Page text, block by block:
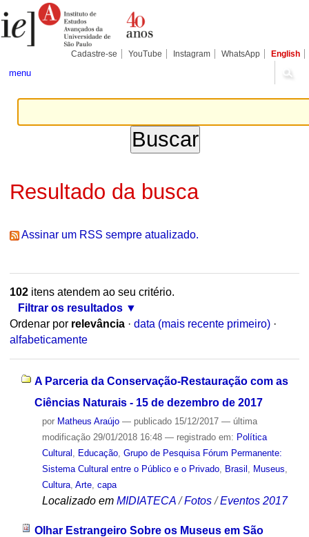
para
conteúdo.
Pessoais
Cadastre-se YouTube Instagram WhatsApp English
menu
Resultado da busca
Assinar um RSS sempre atualizado.
102itens atendem ao seu critério.
Filtrar os resultados
Ordenar por relevância · data (mais recente primeiro) ·
alfabeticamente
A Parceria da Conservação-Restauração com as
Ciências Naturais - 15 de dezembro de 2017
por Matheus Araújo — publicado15/12/2017 — última
modificação29/01/2018 16:48 — registrado em: Política
Cultural
Educação, Grupo de Pesquisa Fórum Permanente:
Sistema Cultural entre o Público e o Privado, Brasil Museus
Cultura, Arte, capa
Localizado em MIDIATECA /Fotos /Eventos 2017
Olhar Estrangeiro Sobre os Museus em São